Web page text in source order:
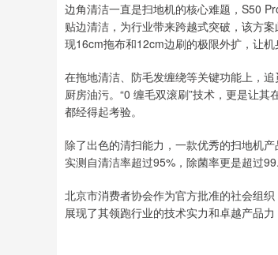
边角清洁一直是扫地机的核心难题，S50
贴边清洁，为行业带来跨越式突破，该方
现16cm拖布和12cm边刷的极限外扩，让
在拖地清洁、防毛发缠绕等关键功能上，
厨房油污。“0 缠毛双滚刷”技术，更是让
都经得起考验。
除了出色的清扫能力，一款优秀的扫地机
实测自清洁率超过95%，除菌率更是超过
北京市消费者协会作为官方批准的社会组
展现了其领跑行业的技术实力和卓越产品